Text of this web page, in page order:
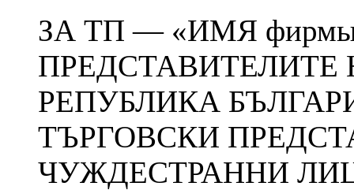
ЗА ТП — «ИМЯ
ПРЕДСТАВИТЕЛИТЕ
РЕПУБЛИКА
ТЪРГОВСКИ
ЧУЖДЕСТРАННИ